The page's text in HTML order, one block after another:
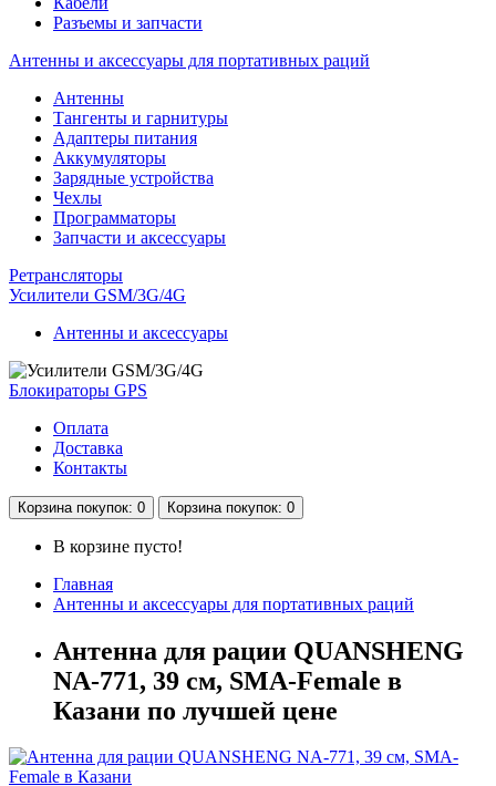
Разъемы и запчасти
Антенны и аксессуары для портативных раций
Антенны
Тангенты и гарнитуры
Адаптеры питания
Аккумуляторы
Зарядные устройства
Чехлы
Программаторы
Запчасти и аксессуары
Ретрансляторы
Усилители GSM/3G/4G
Антенны и аксессуары
Блокираторы GPS
Оплата
Доставка
Контакты
Корзина покупок: 0 Корзина покупок: 0
В корзине пусто!
Главная
Антенны и аксессуары для портативных раций
Антенна для рации QUANSHENG
NA-771, 39 см, SMA-Female в
Казани по лучшей цене